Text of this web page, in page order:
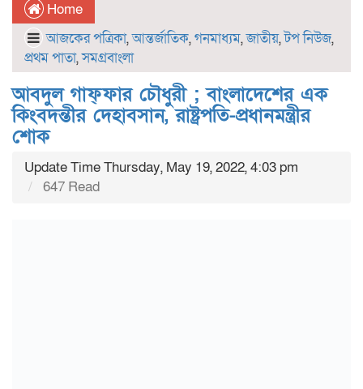
Home
আজকের পত্রিকা,আন্তর্জাতিক,গনমাধ্যম,জাতীয়,টপ নিউজ,
প্রথম পাতা,সমগ্রবাংলা
আবদুল গাফ্‌ফার চৌধুরী ; বাংলাদেশের এক
কিংবদন্তীর দেহাবসান, রাষ্ট্রপতি-প্রধানমন্ত্রীর
শোক
Update Time Thursday, May 19, 2022, 4:03 pm
647 Read